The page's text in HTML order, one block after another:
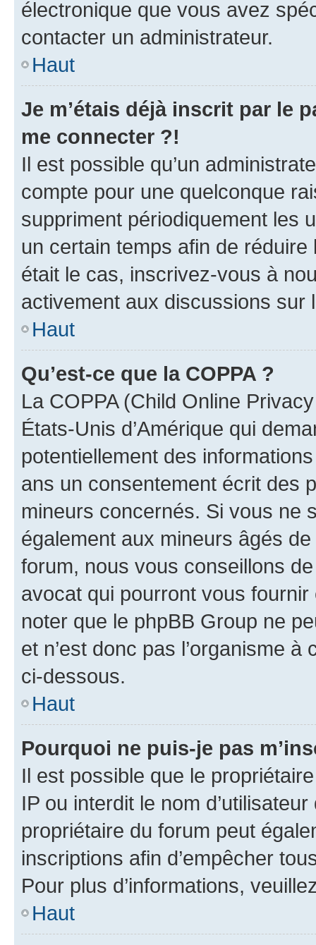
électronique que vous avez
contacter un administrateur.
Haut
Je m’étais déjà inscrit par le
me connecter ?!
Il est possible qu’un
compte pour une quelconque
suppriment périodiquement les
un certain temps afin de
était le cas, inscrivez-vous à
activement aux discussions sur
Haut
Qu’est-ce que la COPPA ?
La COPPA (Child Online
États-Unis d’Amérique qui
potentiellement des
ans un consentement écrit des
mineurs concernés. Si vous ne
également aux mineurs âgés
forum, nous vous conseillons
avocat qui pourront vous
noter que le phpBB Group ne
et n’est donc pas l’organisme
ci-dessous.
Haut
Pourquoi ne puis-je pas
Il est possible que le
IP ou interdit le nom
propriétaire du forum peut
inscriptions afin d’empêcher
Pour plus d’informations,
Haut